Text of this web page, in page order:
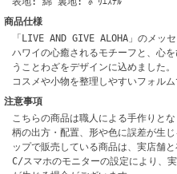
商品仕様
「LIVE AND GIVE ALOHA」のメッ
ハワイの心癒されるモチーフと、心
うことわざをデザインに込めました。
コスメや小物を整理しやすいフォル
注意事項
こちらの商品は職人による手作りと
柄の出方・配置、形や色に誤差が生
ップで販売している商品は、実店舗
C/スマホのモニターの設定により、